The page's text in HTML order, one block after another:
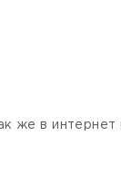
же в